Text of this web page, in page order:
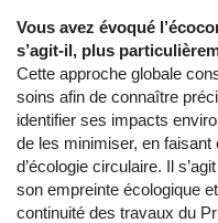
Vous avez évoqué
s’agit-il, plus
Cette approche globale
soins afin de connaître
identifier ses impacts
de les minimiser, en
d’écologie circulaire. Il
son empreinte écologique
continuité des travaux du